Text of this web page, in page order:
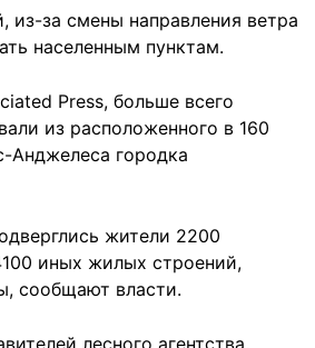
из-за смены направления ветра
населенным пунктам.
Press, больше всего
из расположенного в 160
Анджелеса городка
жители 2200
иных жилых строений,
сообщают власти.
лесного агентства,